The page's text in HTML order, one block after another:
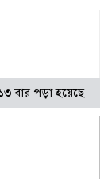
বার পড়া হয়েছে